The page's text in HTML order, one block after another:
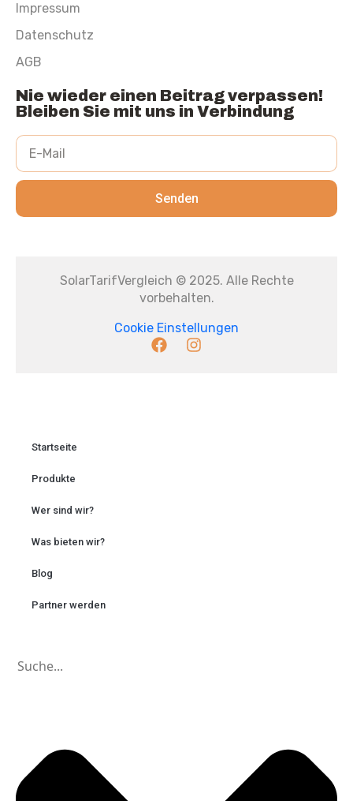
Impressum
Datenschutz
AGB
Nie wieder einen Beitrag verpassen!
Bleiben Sie mit uns in Verbindung
Senden
SolarTarifVergleich © 2025. Alle Rechte
vorbehalten.
Cookie Einstellungen
Startseite
Produkte
Wer sind wir?
Was bieten wir?
Blog
Partner werden